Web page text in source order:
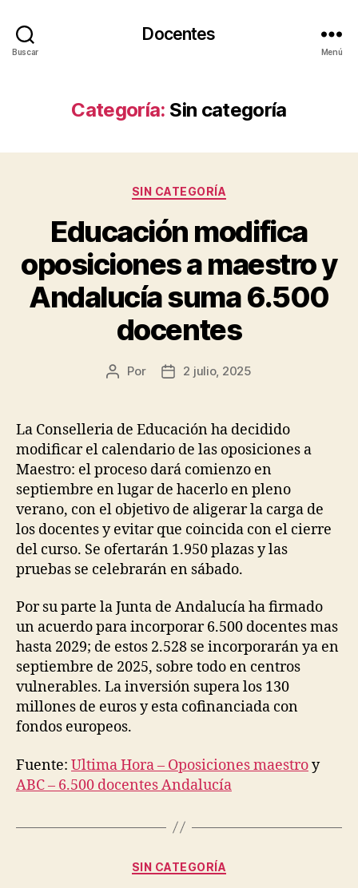
Buscar
Docentes
Menú
Categoría: Sin categoría
Categorías
SIN CATEGORÍA
Educación modifica
oposiciones a maestro y
Andalucía suma 6.500
docentes
Autor
entrada
Por
Fecha
entrada
2 julio, 2025
La Conselleria de Educación ha decidido
modificar el calendario de las oposiciones a
Maestro: el proceso dará comienzo en
septiembre en lugar de hacerlo en pleno
verano, con el objetivo de aligerar la carga de
los docentes y evitar que coincida con el cierre
del curso. Se ofertarán 1.950 plazas y las
pruebas se celebrarán en sábado.
Por su parte la Junta de Andalucía ha firmado
un acuerdo para incorporar 6.500 docentes mas
hasta 2029; de estos 2.528 se incorporarán ya en
septiembre de 2025, sobre todo en centros
vulnerables. La inversión supera los 130
millones de euros y esta cofinanciada con
fondos europeos.
Fuente: Ultima Hora – Oposiciones maestroy
ABC – 6.500 docentes Andalucía
Categorías
SIN CATEGORÍA